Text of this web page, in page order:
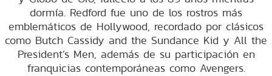
dormía. Redford fue uno de los rostros más
emblemáticos de Hollywood, recordado por clásicos
como Butch Cassidy and the Sundance Kid y All the
President’s Men, además de su participación en
franquicias contemporáneas como Avengers.